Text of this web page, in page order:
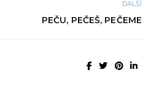
DALŠÍ
PEČU, PEČEŠ, PEČEME